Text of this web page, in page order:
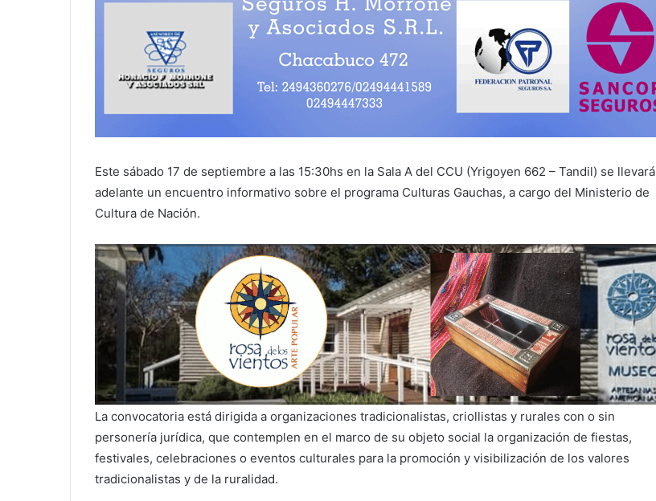
Este sábado 17 de septiembre a las 15:30hs en la Sala A del CCU (Yrigoyen 662 – Tandil) se llevará
adelante un encuentro informativo sobre el programa Culturas Gauchas, a cargo del Ministerio de
Cultura de Nación.
La convocatoria está dirigida a organizaciones tradicionalistas, criollistas y rurales con o sin
personería jurídica, que contemplen en el marco de su objeto social la organización de fiestas,
festivales, celebraciones o eventos culturales para la promoción y visibilización de los valores
tradicionalistas y de la ruralidad.